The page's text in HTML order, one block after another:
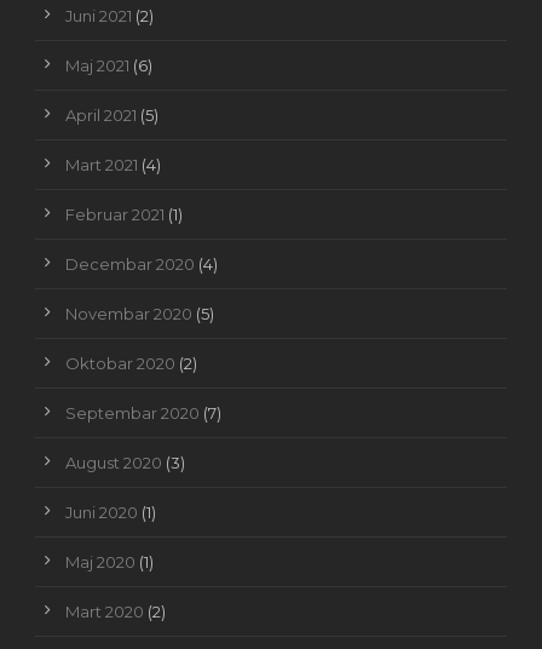
Juni 2021 (2)
Maj 2021 (6)
April 2021 (5)
Mart 2021 (4)
Februar 2021 (1)
Decembar 2020 (4)
Novembar 2020 (5)
Oktobar 2020 (2)
Septembar 2020 (7)
August 2020 (3)
Juni 2020 (1)
Maj 2020 (1)
Mart 2020 (2)